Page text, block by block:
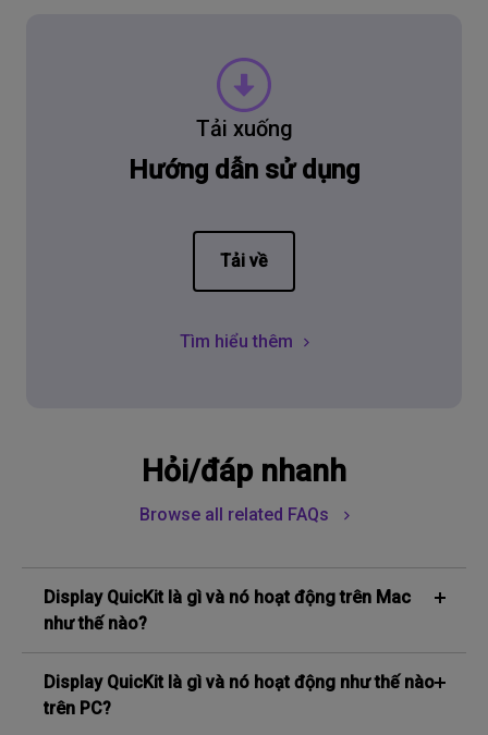
Tải xuống
Hướng dẫn sử dụng
Tải về
Tìm hiểu thêm
Hỏi/đáp nhanh
Browse all related FAQs
Display QuicKit là gì và nó hoạt động trên Mac
như thế nào?
để tự cập nhật firmware cho màn hình của bạn qua
một vài bước đơn giản. Vui lòng làm theo hướng dẫn
Display QuicKit là gì và nó hoạt động như thế nào
trên PC?